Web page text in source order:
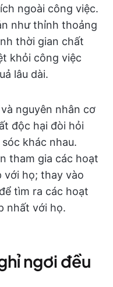
ngoài công việc.
như thỉnh thoảng
thời gian chất
khỏi công việc
lâu dài.
nguyên nhân cơ
độc hại đòi hỏi
khác nhau.
tham gia các hoạt
với họ; thay vào
tìm ra các hoạt
nhất với họ.
ngơi đều